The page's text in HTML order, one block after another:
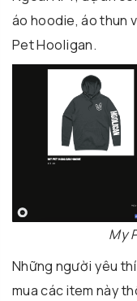
áo hoodie, áo thun
Pet Hooligan.
My
Những người yêu
mua các item này